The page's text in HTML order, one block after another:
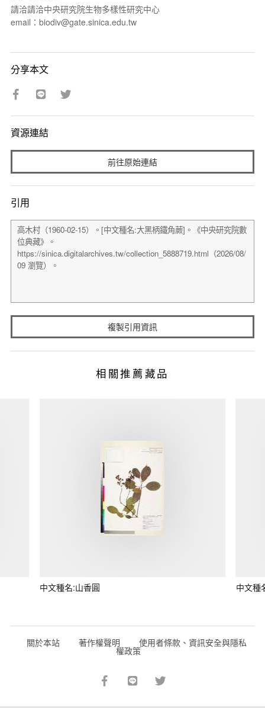
請洽請洽中央研究院生物多樣性研究中心
email：biodiv@gate.sinica.edu.tw
分享本文
資源連結
前往原始連結
引用
複製引用資訊
相關推薦藏品
中文種名:山香圓 中文種
關於本站 著作權聲明 使用者條款、資訊安全與隱私
權政策